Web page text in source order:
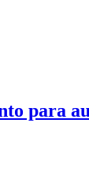
para